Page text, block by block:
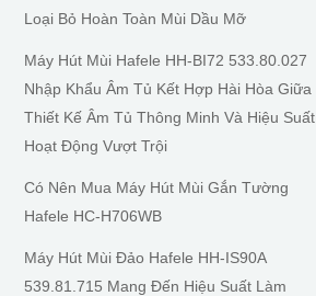
Loại Bỏ Hoàn Toàn Mùi Dầu Mỡ
Máy Hút Mùi Hafele HH-BI72 533.80.027
Nhập Khẩu Âm Tủ Kết Hợp Hài Hòa Giữa
Thiết Kế Âm Tủ Thông Minh Và Hiệu Suất
Hoạt Động Vượt Trội
Có Nên Mua Máy Hút Mùi Gắn Tường
Hafele HC-H706WB
Máy Hút Mùi Đảo Hafele HH-IS90A
539.81.715 Mang Đến Hiệu Suất Làm